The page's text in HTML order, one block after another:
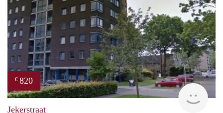
€ 820
Jekerstraat